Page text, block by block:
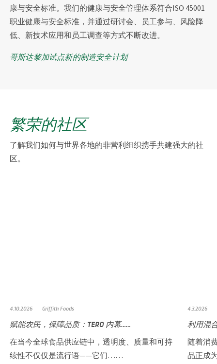
康与安全标准。我们的健康与安全管理体系符合ISO 45001
职业健康与安全标准，并通过研讨会、员工参与、风险降
低、新技术应用和员工调查等方式不断改进。
哥斯达黎加试点新的制造安全计划
繁荣的社区
了解我们如何与世界各地的非营利组织携手共建强大的社
区。
4.10.2026 Griffith Foods
赋能农民，保障品质：TERO 内幕……
在当今全球食品供应链中，透明度、质量和可持
续性不仅仅是流行语——它们……
4.3.2026
利用混
随着消
品正成